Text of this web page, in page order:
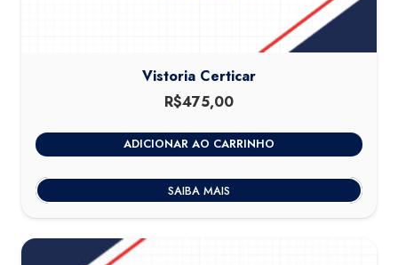
Vistoria Certicar
R$475,00
ADICIONAR AO CARRINHO
SAIBA MAIS